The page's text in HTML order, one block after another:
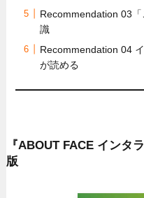
Recommendation 03
識
Recommendation 04
が読める
『ABOUT FACE インタ
版